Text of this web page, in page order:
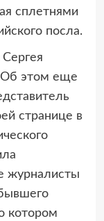
сплетнями
посла.
Об этом еще
странице в
журналисты
котором